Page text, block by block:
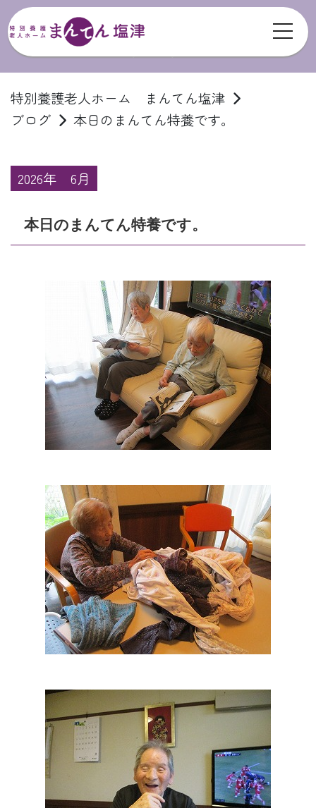
特別養護老人ホーム まんてん塩津
ブログ
本日のまんてん特養です。
2026年 6月
本日のまんてん特養です。